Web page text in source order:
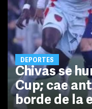
DEPORTES
Chivas se
Cup; cae
borde de la